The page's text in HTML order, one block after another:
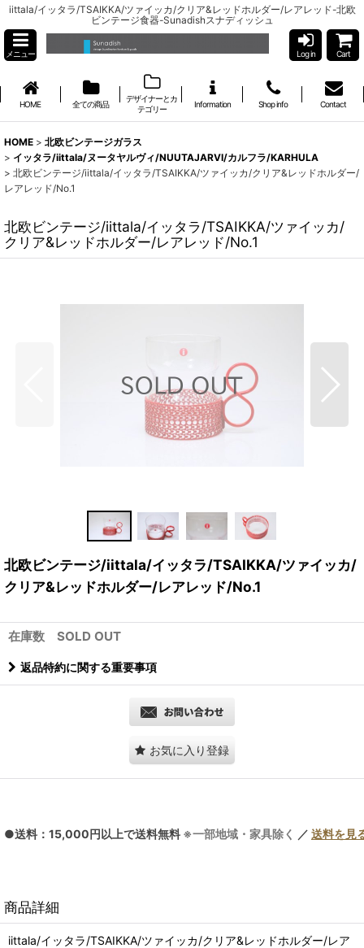
iittala/イッタラ/TSAIKKA/ツァイッカ/クリア&レッドホルダー/レアレッド-北欧
ビンテージ食器-Sunadishスナディッシュ
メニュー Log in Cart
HOME 全ての商品
デザイナーとカ
テゴリー
Information Shop info Contact
HOME > 北欧ビンテージガラス
> イッタラ/iittala/ヌータヤルヴィ/NUUTAJARVI/カルフラ/KARHULA
> 北欧ビンテージ/iittala/イッタラ/TSAIKKA/ツァイッカ/クリア&レッドホルダー/
レアレッド/No.1
北欧ビンテージ/iittala/イッタラ/TSAIKKA/ツァイッカ/
クリア&レッドホルダー/レアレッド/No.1
北欧ビンテージ/iittala/イッタラ/TSAIKKA/ツァイッカ/
クリア&レッドホルダー/レアレッド/No.1
在庫数 SOLD OUT
返品特約に関する重要事項
お気に入り登録
●送料：15,000円以上で送料無料 ※一部地域・家具除く ／ 送料を見
商品詳細
iittala/イッタラ/TSAIKKA/ツァイッカ/クリア&レッドホルダー/レア